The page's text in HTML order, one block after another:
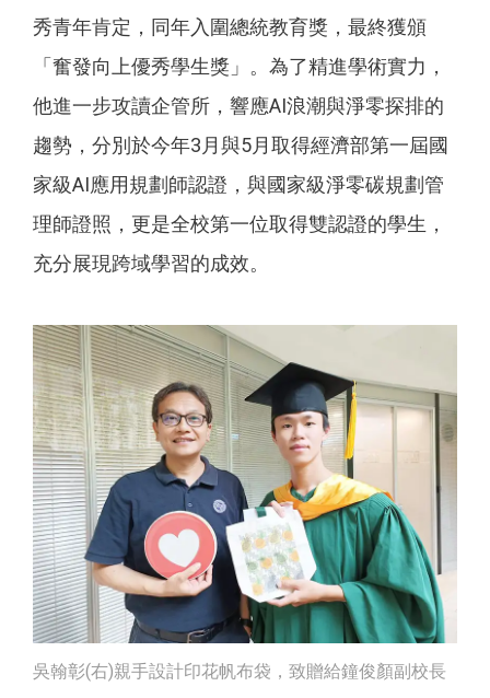
秀青年肯定，同年入圍總統教育獎，最終獲頒
「奮發向上優秀學生獎」。為了精進學術實力，
他進一步攻讀企管所，響應AI浪潮與淨零探排的
趨勢，分別於今年3月與5月取得經濟部第一屆國
家級AI應用規劃師認證，與國家級淨零碳規劃管
理師證照，更是全校第一位取得雙認證的學生，
充分展現跨域學習的成效。
吳翰彰(右)親手設計印花帆布袋，致贈給鐘俊顏副校長